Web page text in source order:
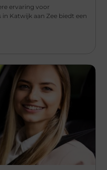
ervaring voor
Katwijk aan Zee biedt een